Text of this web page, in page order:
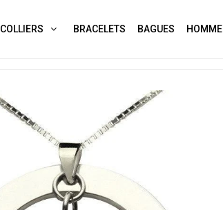
COLLIERS BRACELETS BAGUES HOMME